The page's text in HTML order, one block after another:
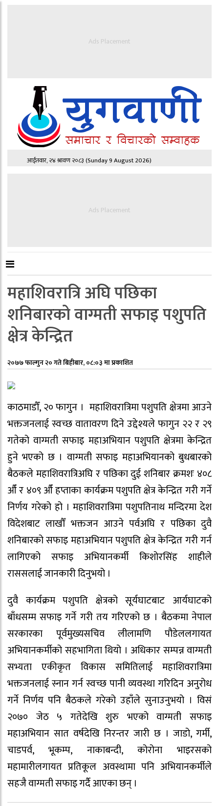
Ads Placement
आईतवार, २४ श्रावण २०८३(Sunday 9 August 2026)
Ads Placement
महाशिवरात्रि अघि पछिका
शनिबारको वाग्मती सफाइ पशुपति
क्षेत्र केन्द्रित
२०७७ फाल्गुन २० गते बिहीबार, ०८:०३ मा प्रकाशित
काठमाडौँ, २० फागुन । महाशिवरात्रिमा पशुपति क्षेत्रमा आउने
भक्तजनलाई स्वच्छ वातावरण दिने उद्देश्यले फागुन २२ र २९
गतेको वाग्मती सफाइ महाअभियान पशुपति क्षेत्रमा केन्द्रित
हुने भएको छ । वाग्मती सफाइ महाअभियानको बुधबारको
बैठकले महाशिवरात्रिअघि र पछिका दुई शनिबार क्रमशः ४०८
औँ र ४०९ औँ हप्ताका कार्यक्रम पशुपति क्षेत्र केन्द्रित गरी गर्ने
निर्णय गरेको हो । महाशिवरात्रिमा पशुपतिनाथ मन्दिरमा देश
विदेशबाट लाखौँ भक्तजन आउने पर्वअघि र पछिका दुवै
शनिबारको सफाइ महाअभियान पशुपति क्षेत्र केन्द्रित गरी गर्न
लागिएको सफाइ अभियानकर्मी किशोरसिंह शाहीले
राससलाई जानकारी दिनुभयो ।
दुवै कार्यक्रम पशुपति क्षेत्रको सूर्यघाटबाट आर्यघाटको
बाँधसम्म सफाइ गर्ने गरी तय गरिएको छ । बैठकमा नेपाल
सरकारका पूर्वमुख्यसचिव लीलामणि पौडेललगायत
अभियानकर्मीको सहभागिता थियो । अधिकार सम्पन्न वाग्मती
सभ्यता एकीकृत विकास समितिलाई महाशिवरात्रिमा
भक्तजनलाई स्नान गर्न स्वच्छ पानी व्यवस्था गरिदिन अनुरोध
गर्ने निर्णय पनि बैठकले गरेको उहाँले सुनाउनुभयो । विसं
२०७० जेठ ५ गतेदेखि शुरु भएको वाग्मती सफाइ
महाअभियान सात वर्षदेखि निरन्तर जारी छ । जाडो, गर्मी,
चाडपर्व, भूकम्प, नाकाबन्दी, कोरोना भाइरसको
महामारीलगायत प्रतिकूल अवस्थामा पनि अभियानकर्मीले
सहजै वाग्मती सफाइ गर्दै आएका छन् ।